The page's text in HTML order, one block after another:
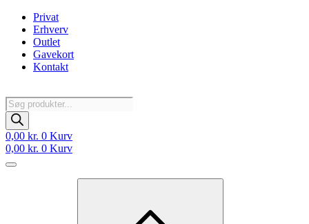
Videre
indhold
Privat
Erhverv
Outlet
Gavekort
Kontakt
Products
search
0,00 kr. 0 Kurv
0,00 kr. 0 Kurv